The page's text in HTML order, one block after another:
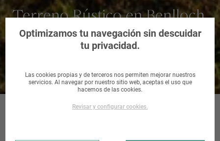
Terreno Rústico en Benlloch,
Castellón/Castelló
Optimizamos tu navegación sin descuidar
tu privacidad.
Las cookies propias y de terceros nos permiten mejorar nuestros
servicios. Al navegar por nuestro sitio web, aceptas el uso que
hacemos de las cookies.
Revisar y configurar cookies.